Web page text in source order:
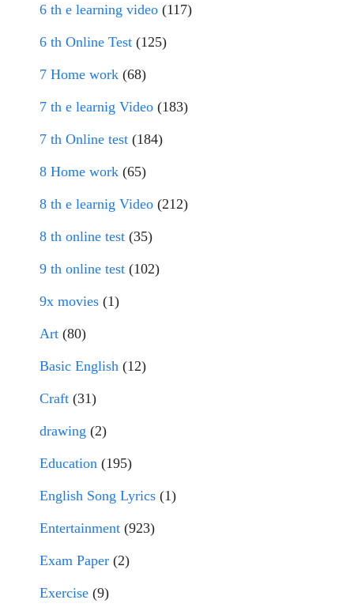
6 th e learning video (117)
6 th Online Test (125)
7 Home work (68)
7 th e learnig Video (183)
7 th Online test (184)
8 Home work (65)
8 th e learnig Video (212)
8 th online test (35)
9 th online test (102)
9x movies (1)
Art (80)
Basic English (12)
Craft (31)
drawing (2)
Education (195)
English Song Lyrics (1)
Entertainment (923)
Exam Paper (2)
Exercise (9)